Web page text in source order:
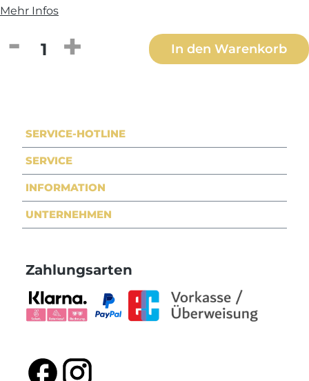
Mehr Infos
Produkt Anzahl: Gib den gewünschten
In den Warenkorb
SERVICE-HOTLINE
SERVICE
INFORMATION
UNTERNEHMEN
Zahlungsarten